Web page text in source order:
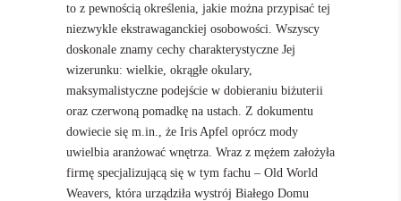
to z pewnością określenia, jakie można przypisać tej
niezwykle ekstrawaganckiej osobowości. Wszyscy
doskonale znamy cechy charakterystyczne Jej
wizerunku: wielkie, okrągłe okulary,
maksymalistyczne podejście w dobieraniu biżuterii
oraz czerwoną pomadkę na ustach. Z dokumentu
dowiecie się m.in., że Iris Apfel oprócz mody
uwielbia aranżować wnętrza. Wraz z mężem założyła
firmę specjalizującą się w tym fachu – Old World
Weavers, która urządziła wystrój Białego Domu